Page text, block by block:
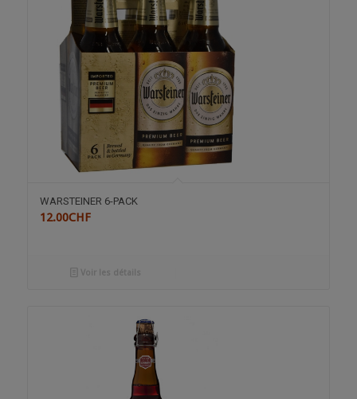
WARSTEINER 6-PACK
12.00CHF
Voir les détails